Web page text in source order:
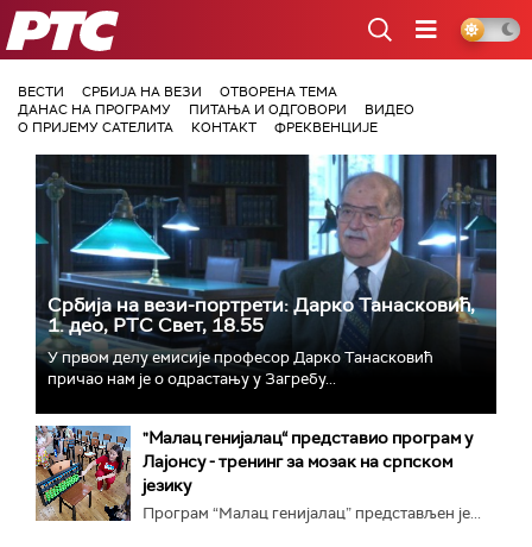
РТС
ВЕСТИ СРБИЈА НА ВЕЗИ
ОТВОРЕНА ТЕМА
ДАНАС НА ПРОГРАМУ
ПИТАЊА И ОДГОВОРИ
ВИДЕО
О ПРИЈЕМУ САТЕЛИТА
КОНТАКТ ФРЕКВЕНЦИЈЕ
Србија на вези-портрети: Дарко Танасковић,
1. део, РТС Свет, 18.55
У првом делу емисије професор Дарко Танасковић
причао нам је о одрастању у Загребу...
"Малац генијалац“ представио програм у
Лајонсу - тренинг за мозак на српском
језику
Програм “Малац генијалац” представљен је...